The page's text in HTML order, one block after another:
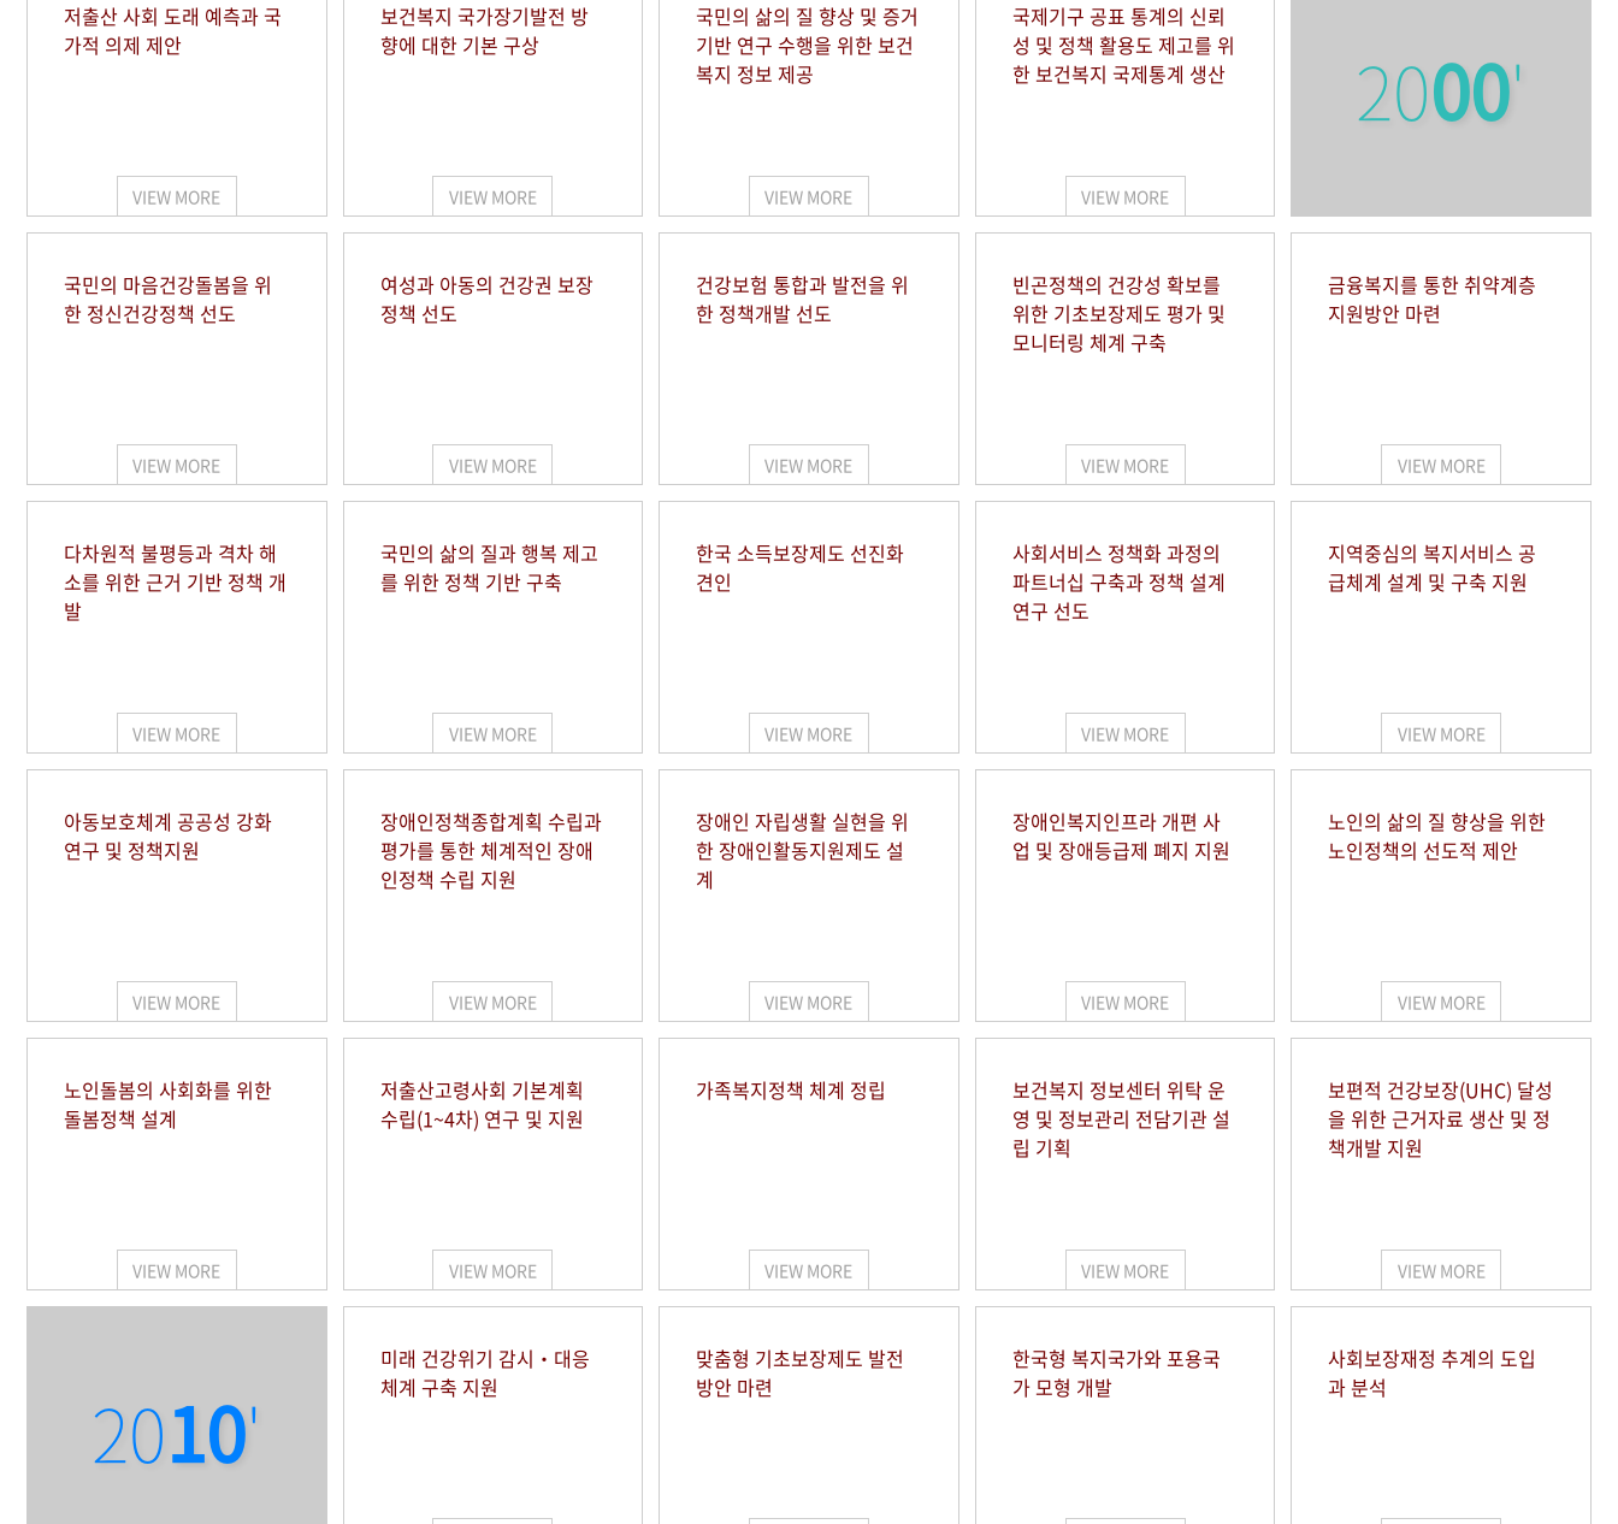
저출산 사회 도래 예측과 국
가적 의제 제안
VIEW MORE
보건복지 국가장기발전 방
향에 대한 기본 구상
VIEW MORE
국민의 삶의 질 향상 및 증거
기반 연구 수행을 위한 보건
복지 정보 제공
VIEW MORE
국제기구 공표 통계의 신뢰
성 및 정책 활용도 제고를 위
한 보건복지 국제통계 생산
VIEW MORE
2000'
국민의 마음건강돌봄을 위
한 정신건강정책 선도
VIEW MORE
여성과 아동의 건강권 보장
정책 선도
VIEW MORE
건강보험 통합과 발전을 위
한 정책개발 선도
VIEW MORE
빈곤정책의 건강성 확보를
위한 기초보장제도 평가 및
모니터링 체계 구축
VIEW MORE
금융복지를 통한 취약계층
지원방안 마련
VIEW MORE
다차원적 불평등과 격차 해
소를 위한 근거 기반 정책 개
발
VIEW MORE
국민의 삶의 질과 행복 제고
를 위한 정책 기반 구축
VIEW MORE
한국 소득보장제도 선진화
견인
VIEW MORE
사회서비스 정책화 과정의
파트너십 구축과 정책 설계
연구 선도
VIEW MORE
지역중심의 복지서비스 공
급체계 설계 및 구축 지원
VIEW MORE
아동보호체계 공공성 강화
연구 및 정책지원
VIEW MORE
장애인정책종합계획 수립과
평가를 통한 체계적인 장애
인정책 수립 지원
VIEW MORE
장애인 자립생활 실현을 위
한 장애인활동지원제도 설
계
VIEW MORE
장애인복지인프라 개편 사
업 및 장애등급제 폐지 지원
VIEW MORE
노인의 삶의 질 향상을 위한
노인정책의 선도적 제안
VIEW MORE
노인돌봄의 사회화를 위한
돌봄정책 설계
VIEW MORE
저출산고령사회 기본계획
수립(1~4차) 연구 및 지원
VIEW MORE
가족복지정책 체계 정립
VIEW MORE
보건복지 정보센터 위탁 운
영 및 정보관리 전담기관 설
립 기획
VIEW MORE
보편적 건강보장(UHC) 달성
을 위한 근거자료 생산 및 정
책개발 지원
VIEW MORE
2010'
미래 건강위기 감시‧대응
체계 구축 지원
맞춤형 기초보장제도 발전
방안 마련
한국형 복지국가와 포용국
가 모형 개발
사회보장재정 추계의 도입
과 분석